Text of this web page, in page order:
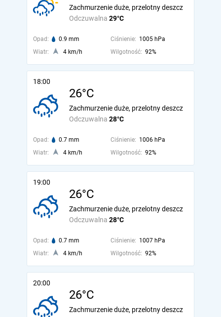
Odczuwalna 29°C
Zachmurzenie duże, przelotny deszcz
Opad: 0.9 mm Ciśnienie: 1005 hPa
Wiatr:
4 km/h Wilgotność: 92%
18:00
26°C
Odczuwalna 28°C
Zachmurzenie duże, przelotny deszcz
Opad: 0.7 mm Ciśnienie: 1006 hPa
Wiatr:
4 km/h Wilgotność: 92%
19:00
26°C
Odczuwalna 28°C
Zachmurzenie duże, przelotny deszcz
Opad: 0.7 mm Ciśnienie: 1007 hPa
Wiatr:
4 km/h Wilgotność: 92%
20:00
26°C
Zachmurzenie duże, przelotny deszcz